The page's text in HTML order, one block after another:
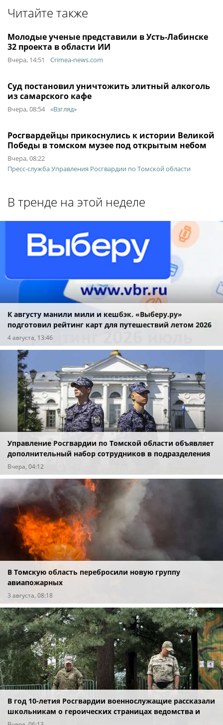
Читайте также
Молодые ученые представили в Усть-Лабинске
32 проекта в области ИИ
Вчера, 14:51 Crimea-news.com
Суд постановил уничтожить элитный алкоголь
из самарского кафе
Вчера, 08:54 «Взгляд»
Росгвардейцы прикоснулись к истории Великой
Победы в томском музее под открытым небом
Вчера, 08:22
Пресс-служба Управления Росгвардии по Томской области
В тренде на этой неделе
К августу манили мили и кешбэк. «Выберу.ру»
подготовил рейтинг карт для путешествий летом 2026
года
4 августа, 13:46
Управление Росгвардии по Томской области объявляет
дополнительный набор сотрудников в подразделения
вневедомственной охраны
Вчера, 04:12
В Томскую область перебросили новую группу
авиапожарных
3 августа, 08:18
В год 10-летия Росгвардии военнослужащие рассказали
школьникам о героических страницах ведомства и
профессии кинолога